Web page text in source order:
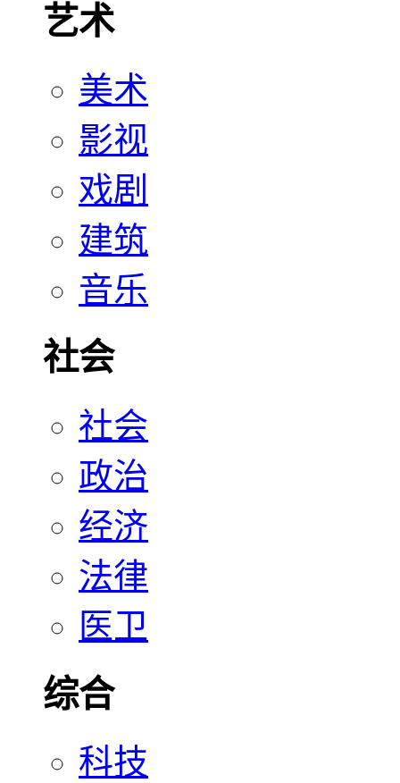
艺术
美术
影视
戏剧
建筑
音乐
社会
社会
政治
经济
法律
医卫
综合
科技